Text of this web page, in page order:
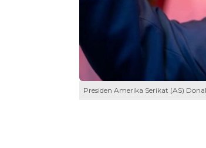
Presiden Amerika Serikat (AS)